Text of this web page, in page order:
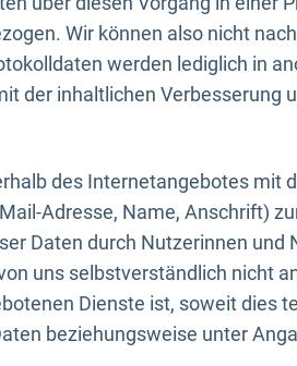
Wir können also nicht
werden lediglich in
der inhaltlichen Verbesserung
des Internetangebotes mit
Adresse, Name, Anschrift)
Daten durch Nutzerinnen
uns selbstverständlich nicht
Dienste ist, soweit dies
beziehungsweise unter